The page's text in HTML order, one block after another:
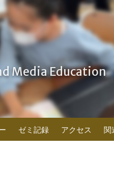
Media Education
ゼミ記録 アクセス 関